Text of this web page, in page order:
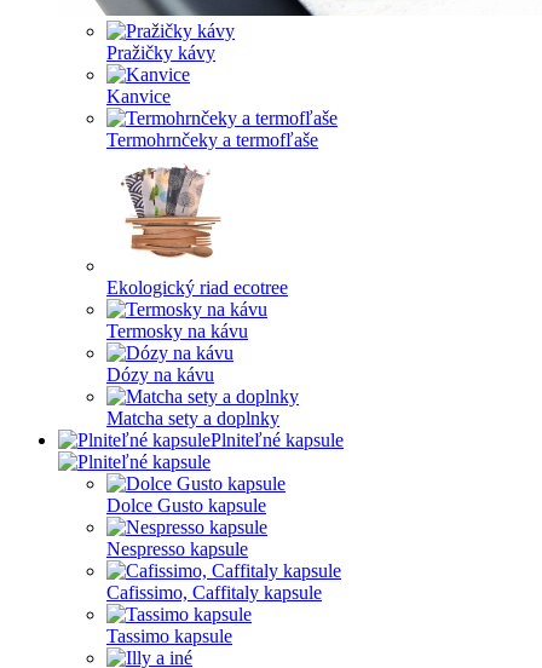
Pražičky kávy
Kanvice
Termohrnčeky a termofľaše
Ekologický riad ecotree
Termosky na kávu
Dózy na kávu
Matcha sety a doplnky
Plniteľné kapsule
Dolce Gusto kapsule
Nespresso kapsule
Cafissimo, Caffitaly kapsule
Tassimo kapsule